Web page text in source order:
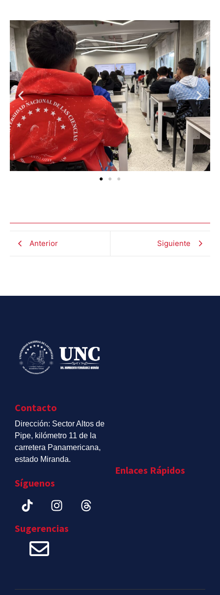
Anterior Siguiente
Contacto
Dirección: Sector Altos de
Pipe, kilómetro 11 de la
carretera Panamericana,
estado Miranda.
Síguenos
Sugerencias
Enlaces Rápidos